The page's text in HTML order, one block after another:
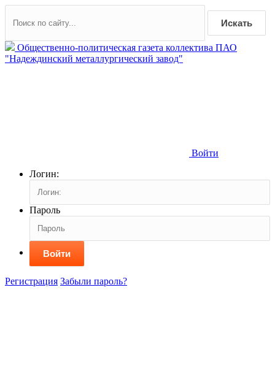
Искать
Общественно-политическая газета коллектива ПАО
"Надеждинский металлургический завод"
Войти
Логин:
Пароль
Войти
Регистрация Забыли пароль?